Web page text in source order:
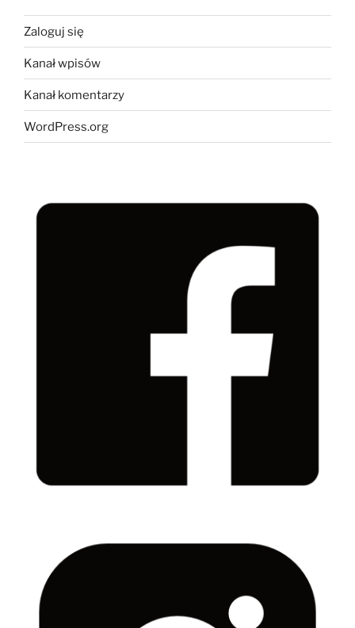
Zaloguj się
Kanał wpisów
Kanał komentarzy
WordPress.org